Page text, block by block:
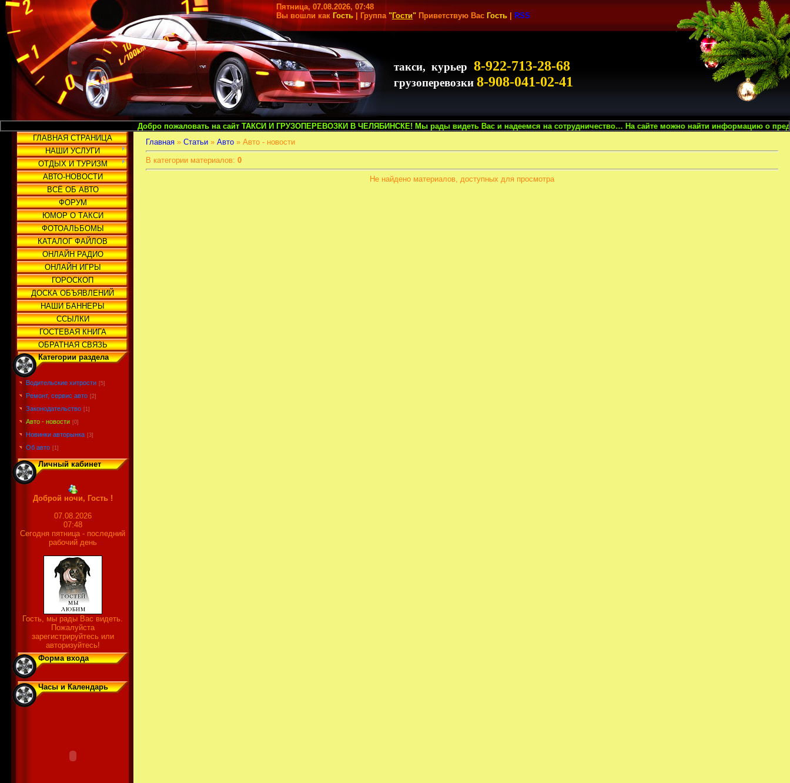
Пятница, 07.08.2026, 07:48
Вы вошли как Гость | Группа "Гости" Приветствую Вас Гость RSS
такси, курьер 8-922-713-28-68
грузоперевозки 8-908-041-02-41
Добро пожаловать на сайт ТАКСИ И ГРУЗОПЕРЕВОЗКИ В ЧЕЛЯБИНСКЕ! Мы рады видеть Вас и надеемся на сотрудничество… На сайте можно найти информацию о
ГЛАВНАЯ СТРАНИЦА
НАШИ УСЛУГИ
ОТДЫХ И ТУРИЗМ
АВТО-НОВОСТИ
ВСЁ ОБ АВТО
ФОРУМ
ЮМОР О ТАКСИ
ФОТОАЛЬБОМЫ
КАТАЛОГ ФАЙЛОВ
ОНЛАЙН РАДИО
ОНЛАЙН ИГРЫ
ГОРОСКОП
ДОСКА ОБЪЯВЛЕНИЙ
НАШИ БАННЕРЫ
ССЫЛКИ
ГОСТЕВАЯ КНИГА
ОБРАТНАЯ СВЯЗЬ
Категории раздела
Водительские хитрости [5]
Ремонт, сервис авто [2]
Законодательство [1]
Авто - новости [0]
Новинки авторынка [3]
Об авто [1]
Личный кабинет
Доброй ночи, Гость !
07.08.2026
07:48
Сегодня пятница - последний
рабочий день
Гость, мы рады Вас видеть.
Пожалуйста
зарегистрируйтесь или
авторизуйтесь!
Форма входа
Часы и Календарь
Главная » Статьи » Авто » Авто - новости
В категории материалов: 0
Не найдено материалов, доступных для просмотра